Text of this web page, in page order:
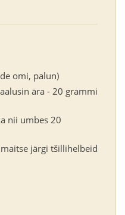
omi, palun)
ära - 20 grammi
nii umbes 20
järgi tšillihelbeid